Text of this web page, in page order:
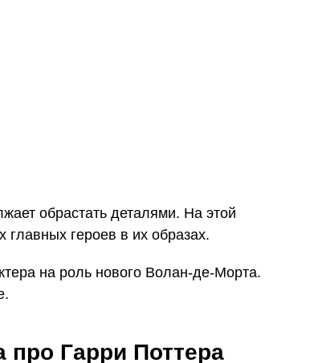
обрастать деталями. На этой
героев в их образах.
на роль нового Волан-де-Морта.
про Гарри Поттера